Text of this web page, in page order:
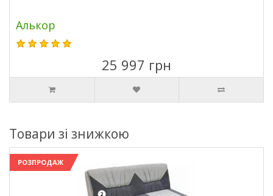
Алькор
25 997 грн
Товари зі знижкою
РОЗПРОДАЖ